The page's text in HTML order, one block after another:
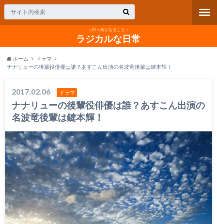
～日々気になること～
ラジカルな日常
ホーム
ドラマ
ナナリューの後輩役俳優は誰？あすこん出演の名波竜後輩は鍵本輝！
2017.02.06 ドラマ
ナナリューの後輩役俳優は誰？あすこん出演の
名波竜後輩は鍵本輝！